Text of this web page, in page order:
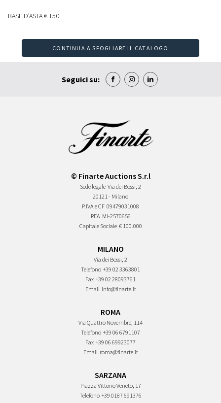
BASE D'ASTA€ 150
CONTINUA A SFOGLIARE IL CATALOGO
Seguici su:
© Finarte Auctions S.r.l
Sede legale Via dei Bossi, 2
20121 - Milano
P.IVA e CF 09479031008
REA MI-2570656
Capitale Sociale € 100.000
MILANO
Via dei Bossi, 2
Telefono +39 02 3363801
Fax +39 02 28093761
Email info@finarte.it
ROMA
Via Quattro Novembre, 114
Telefono +39 06 6791107
Fax +39 06 69923077
Email roma@finarte.it
SARZANA
Piazza Vittorio Veneto, 17
Telefono +39 0187 691376